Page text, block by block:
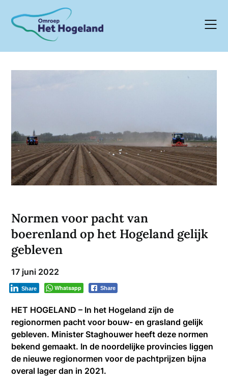
content
Normen voor pacht van
boerenland op het Hogeland gelijk
gebleven
17 juni 2022
Whatsapp Share
Share
HET HOGELAND – In het Hogeland zijn de
regionormen pacht voor bouw- en grasland gelijk
gebleven. Minister Staghouwer heeft deze normen
bekend gemaakt. In de noordelijke provincies liggen
de nieuwe regionormen voor de pachtprijzen bijna
overal lager dan in 2021.